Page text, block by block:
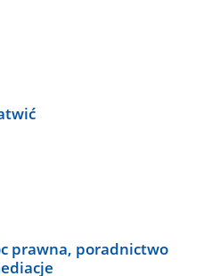
prawna, poradnictwo